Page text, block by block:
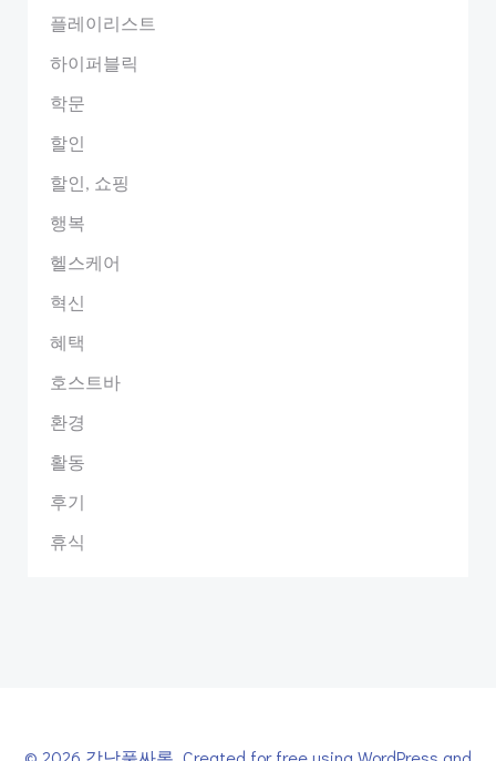
플레이리스트
하이퍼블릭
학문
할인
할인, 쇼핑
행복
헬스케어
혁신
혜택
호스트바
환경
활동
후기
휴식